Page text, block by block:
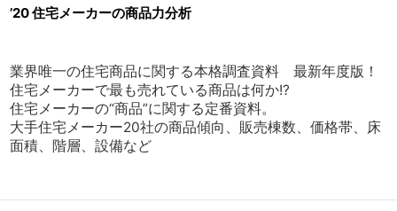
’20 住宅メーカーの商品力分析
業界唯一の住宅商品に関する本格調査資料 最新年度版！
住宅メーカーで最も売れている商品は何か!?
住宅メーカーの“商品”に関する定番資料。
大手住宅メーカー20社の商品傾向、販売棟数、価格帯、床
面積、階層、設備など